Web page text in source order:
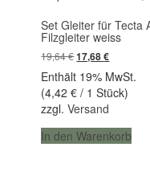
Set Gleiter für Tecta
Filzgleiter weiss
19,64€Ursprünglicher
war:
19,64 €
17,68€Aktueller
ist:
17,68 €.
Enthält 19% MwSt.
(4,42€ / 1 Stück)
zzgl.Versand
In den Warenkorb